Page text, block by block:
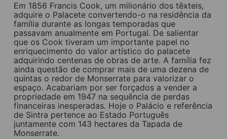
Em 1856 Francis Cook, um milionário dos têxteis,
adquire o Palacete convertendo-o na residência da
família durante as longas temporadas que
passavam anualmente em Portugal. De salientar
que os Cook tiveram um importante papel no
enriquecimento do valor artístico do palacete
adquirindo centenas de obras de arte. A família fez
ainda questão de comprar mais de uma dezena de
quintas o redor de Monserrate para valorizar o
espaço. Acabariam por ser forçados a vender a
propriedade em 1947 na sequência de perdas
financeiras inesperadas. Hoje o Palácio e referência
de Sintra pertence ao Estado Português
juntamente com 143 hectares da Tapada de
Monserrate.